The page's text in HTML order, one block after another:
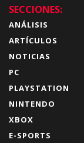
SECCIONES:
ANÁLISIS
ARTÍCULOS
NOTICIAS
PC
PLAYSTATION
NINTENDO
XBOX
E-SPORTS